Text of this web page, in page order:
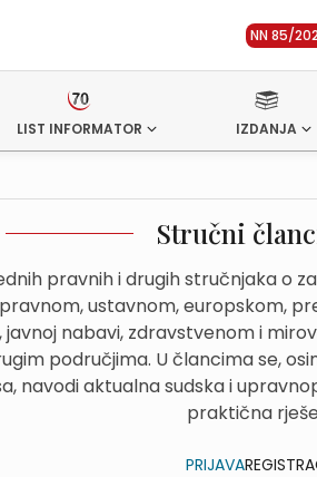
NN 85/
LIST INFORMATOR IZDANJA
Stručni
pravnih i drugih stručnjaka o
ustavnom, europskom,
javnoj nabavi, zdravstvenom i
područjima. U člancima se,
navodi aktualna sudska i
praktična
PRIJAVA